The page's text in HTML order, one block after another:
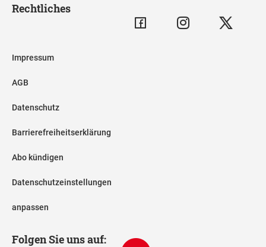
Rechtliches
Impressum
AGB
Datenschutz
Barrierefreiheitserklärung
Abo kündigen
Datenschutzeinstellungen
anpassen
Folgen Sie uns auf: